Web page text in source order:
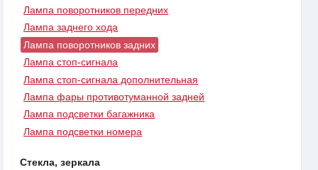
Лампа поворотников передних
Лампа заднего хода
Лампа поворотников задних
Лампа стоп-сигнала
Лампа стоп-сигнала дополнительная
Лампа фары противотуманной задней
Лампа подсветки багажника
Лампа подсветки номера
Стекла, зеркала